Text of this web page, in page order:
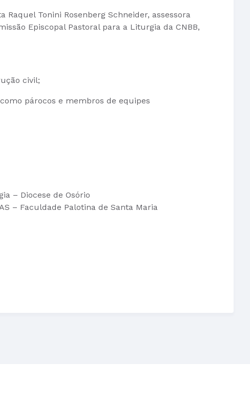
Tonini Rosenberg Schneider, assessora
Episcopal Pastoral para a Liturgia da CNBB,
civil;
párocos e membros de equipes
– Diocese de Osório
– Faculdade Palotina de Santa Maria